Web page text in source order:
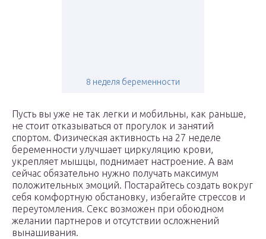
8 неделя беременности
Пусть вы уже не так легки и мобильны, как раньше,
не стоит отказываться от прогулок и занятий
спортом. Физическая активность на 27 неделе
беременности улучшает циркуляцию крови,
укрепляет мышцы, поднимает настроение. А вам
сейчас обязательно нужно получать максимум
положительных эмоций. Постарайтесь создать вокруг
себя комфортную обстановку, избегайте стрессов и
переутомления. Секс возможен при обоюдном
желании партнеров и отсутствии осложнений
вынашивания.